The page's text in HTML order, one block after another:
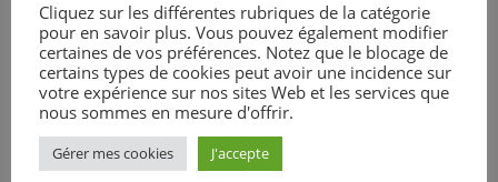
Cliquez sur les différentes rubriques de la catégorie
pour en savoir plus. Vous pouvez également modifier
certaines de vos préférences. Notez que le blocage de
certains types de cookies peut avoir une incidence sur
votre expérience sur nos sites Web et les services que
nous sommes en mesure d'offrir.
Gérer mes cookies J'accepte